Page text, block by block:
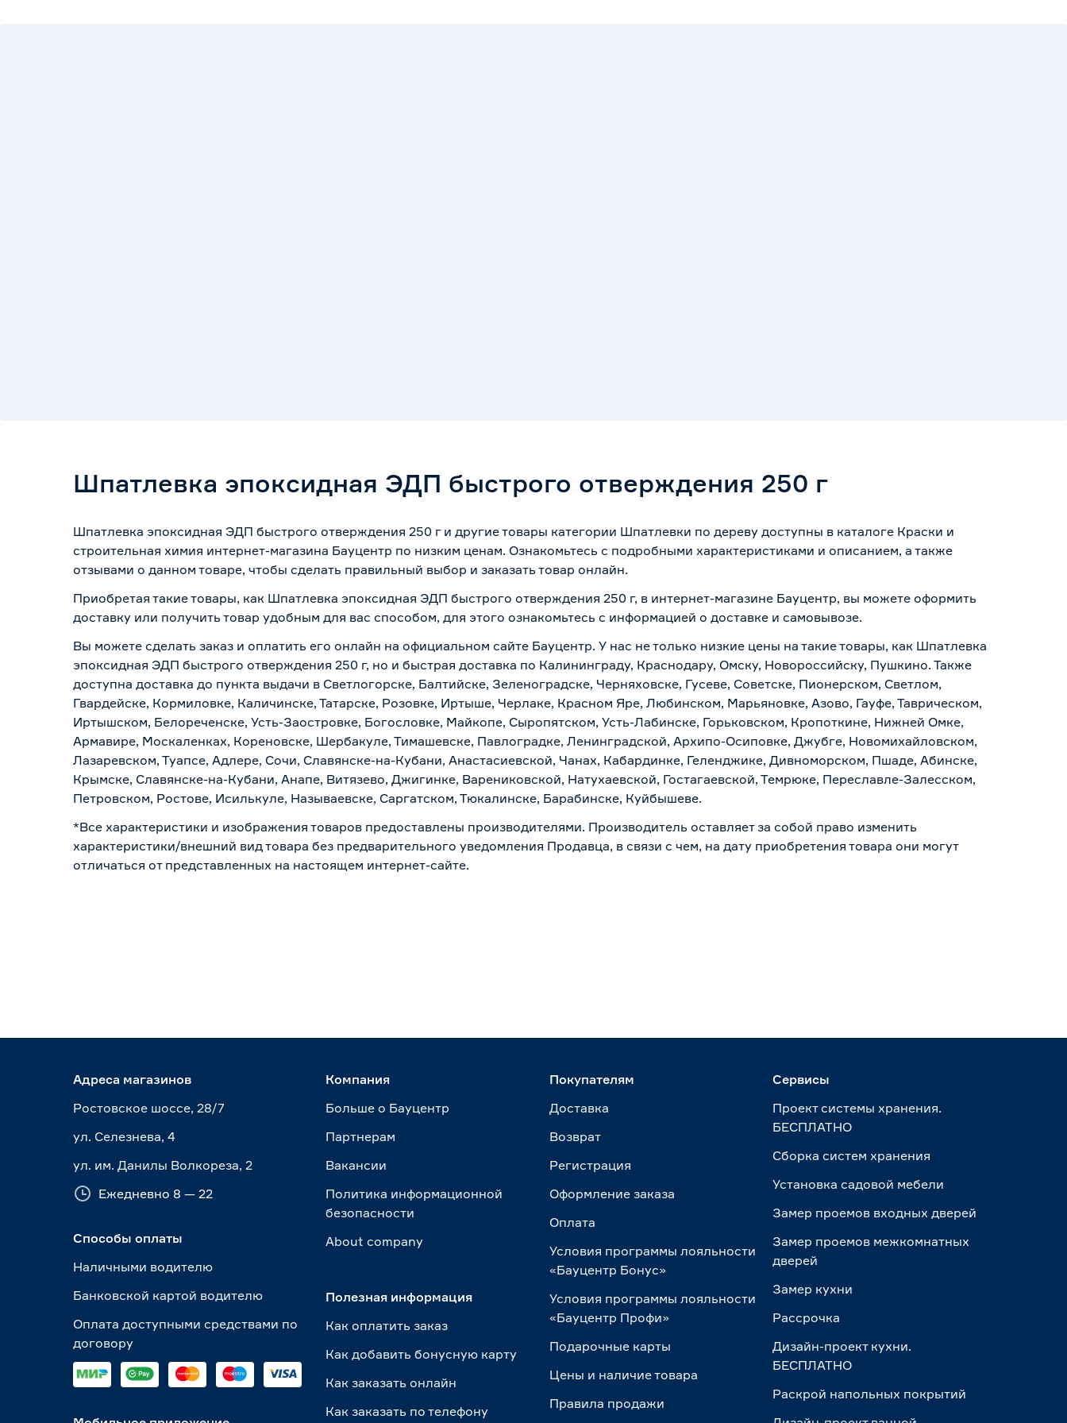
Шпатлевка эпоксидная ЭДП быстрого отверждения 250 г
Шпатлевка эпоксидная ЭДП быстрого отверждения 250 г и другие товары категории Шпатлевки по дереву доступны в каталоге Краски и
строительная химия интернет-магазина Бауцентр по низким ценам. Ознакомьтесь с подробными характеристиками и описанием, а также
отзывами о данном товаре, чтобы сделать правильный выбор и заказать товар онлайн.
Приобретая такие товары, как Шпатлевка эпоксидная ЭДП быстрого отверждения 250 г, в интернет-магазине Бауцентр, вы можете оформить
доставку или получить товар удобным для вас способом, для этого ознакомьтесь с информацией о доставке и самовывозе.
Вы можете сделать заказ и оплатить его онлайн на официальном сайте Бауцентр. У нас не только низкие цены на такие товары, как Шпатлевка
эпоксидная ЭДП быстрого отверждения 250 г, но и быстрая доставка по Калининграду, Краснодару, Омску, Новороссийску, Пушкино. Также
доступна доставка до пункта выдачи в Светлогорске, Балтийске, Зеленоградске, Черняховске, Гусеве, Советске, Пионерском, Светлом,
Гвардейске, Кормиловке, Каличинске, Татарске, Розовке, Иртыше, Черлаке, Красном Яре, Любинском, Марьяновке, Азово, Гауфе, Таврическом,
Иртышском, Белореченске, Усть-Заостровке, Богословке, Майкопе, Сыропятском, Усть-Лабинске, Горьковском, Кропоткине, Нижней Омке,
Армавире, Москаленках, Кореновске, Шербакуле, Тимашевске, Павлоградке, Ленинградской, Архипо-Осиповке, Джубге, Новомихайловском,
Лазаревском, Туапсе, Адлере, Сочи, Славянске-на-Кубани, Анастасиевской, Чанах, Кабардинке, Геленджике, Дивноморском, Пшаде, Абинске,
Крымске, Славянске-на-Кубани, Анапе, Витязево, Джигинке, Варениковской, Натухаевской, Гостагаевской, Темрюке, Переславле-Залесском,
Петровском, Ростове, Исилькуле, Называевске, Саргатском, Тюкалинске, Барабинске, Куйбышеве.
*Все характеристики и изображения товаров предоставлены производителями. Производитель оставляет за собой право изменить
характеристики/внешний вид товара без предварительного уведомления Продавца, в связи с чем, на дату приобретения товара они могут
отличаться от представленных на настоящем интернет-сайте.
Адреса магазинов
Ростовское шоссе, 28/7
ул. Селезнева, 4
ул. им. Данилы Волкореза, 2
Ежедневно 8 — 22
Способы оплаты
Наличными водителю
Банковской картой водителю
Оплата доступными средствами по
договору
Компания
Больше о Бауцентр
Партнерам
Вакансии
Политика информационной
безопасности
About сompany
Полезная информация
Как оплатить заказ
Как добавить бонусную карту
Как заказать онлайн
Как заказать по телефону
Покупателям
Доставка
Возврат
Регистрация
Оформление заказа
Оплата
Условия программы лояльности
«Бауцентр Бонус»
Условия программы лояльности
«Бауцентр Профи»
Подарочные карты
Цены и наличие товара
Правила продажи
Сервисы
Проект системы хранения.
БЕСПЛАТНО
Сборка систем хранения
Установка садовой мебели
Замер проемов входных дверей
Замер проемов межкомнатных
дверей
Замер кухни
Рассрочка
Дизайн-проект кухни.
БЕСПЛАТНО
Раскрой напольных покрытий